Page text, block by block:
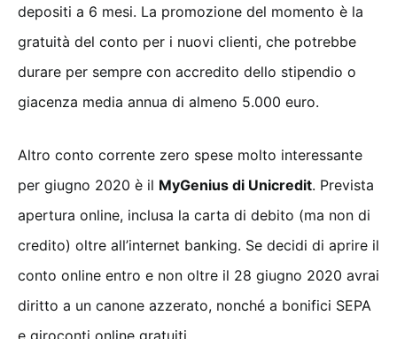
depositi a 6 mesi. La promozione del momento è la
gratuità del conto per i nuovi clienti, che potrebbe
durare per sempre con accredito dello stipendio o
giacenza media annua di almeno 5.000 euro.
Altro conto corrente zero spese molto interessante
per giugno 2020 è il MyGenius di Unicredit. Prevista
apertura online, inclusa la carta di debito (ma non di
credito) oltre all’internet banking. Se decidi di aprire il
conto online entro e non oltre il 28 giugno 2020 avrai
diritto a un canone azzerato, nonché a bonifici SEPA